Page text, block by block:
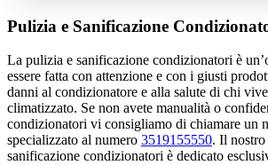
Pulizia e Sanificazione
La pulizia e sanificazione condizionatori è
essere fatta con attenzione e con i giusti
danni al condizionatore e alla salute di chi
climatizzato. Se non avete manualità o
condizionatori vi consigliamo di chiamare un
specializzato al numero 3519155550. Il
sanificazione condizionatori è dedicato